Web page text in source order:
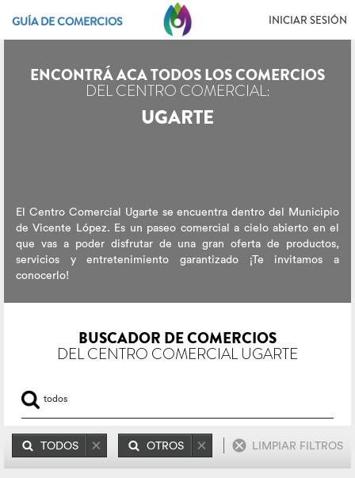
GUÍA DE COMERCIOS INICIAR SESIÓN
ENCONTRÁ ACA TODOS LOS COMERCIOS
DEL CENTRO COMERCIAL:
UGARTE
El Centro Comercial Ugarte se encuentra dentro del Municipio
de Vicente López. Es un paseo comercial a cielo abierto en el
que vas a poder disfrutar de una gran oferta de productos,
servicios y entretenimiento garantizado ¡Te invitamos a
conocerlo!
BUSCADOR DE COMERCIOS
DEL CENTRO COMERCIAL UGARTE
TODOS OTROS LIMPIAR FILTROS